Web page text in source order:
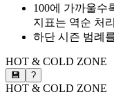
100에 가까울수
지표는 역순 처
하단 시즌 범례
HOT & COLD ZONE
💾 ?
HOT & COLD ZONE